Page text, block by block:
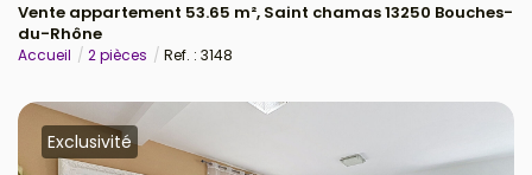
Notre agence
Avis clients
Vente appartement 53.65 m², Saint chamas 13250 Bouches-
du-Rhône
Accueil 2 pièces Ref. : 3148
Exclusivité